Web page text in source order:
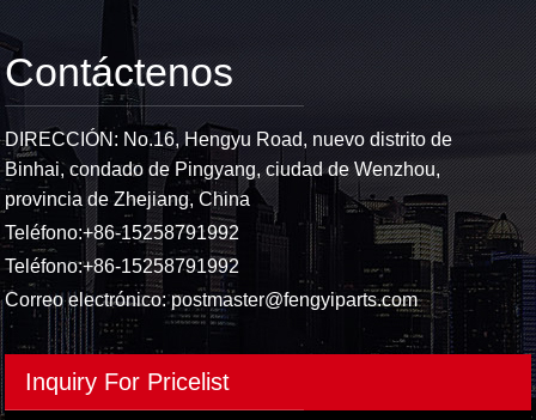
Contáctenos
DIRECCIÓN: No.16, Hengyu Road, nuevo distrito de
Binhai, condado de Pingyang, ciudad de Wenzhou,
provincia de Zhejiang, China
Teléfono:+86-15258791992
Teléfono:+86-15258791992
Correo electrónico:postmaster@fengyiparts.com
Inquiry For Pricelist